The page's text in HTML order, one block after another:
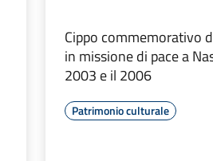
Cippo commemorativo
in missione di pace a
2003 e il 2006
Patrimonio culturale